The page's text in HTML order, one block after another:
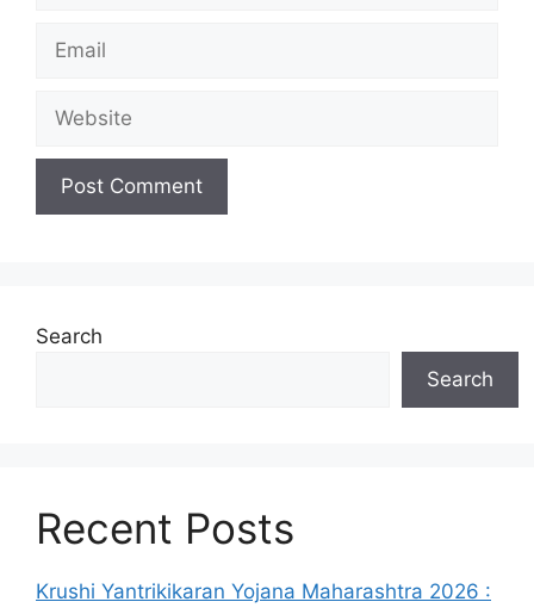
Email
Website
Search
Search
Recent Posts
Krushi Yantrikikaran Yojana Maharashtra 2026 :